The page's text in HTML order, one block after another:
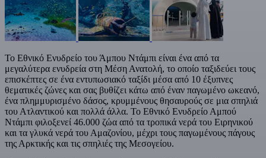
Το Εθνικό Ενυδρείο του Άμπου Ντάμπι είναι ένα από τα
μεγαλύτερα ενυδρεία στη Μέση Ανατολή, το οποίο ταξιδεύει τους
επισκέπτες σε ένα εντυπωσιακό ταξίδι μέσα από 10 έξυπνες
θεματικές ζώνες και σας βυθίζει κάτω από έναν παγωμένο ωκεανό,
ένα πλημμυρισμένο δάσος, κρυμμένους θησαυρούς σε μια σπηλιά
του Ατλαντικού και πολλά άλλα. Το Εθνικό Ενυδρείο Αμπού
Ντάμπι φιλοξενεί 46.000 ζώα από τα τροπικά νερά του Ειρηνικού
και τα γλυκά νερά του Αμαζονίου, μέχρι τους παγωμένους πάγους
της Αρκτικής και τις σπηλιές της Μεσογείου.